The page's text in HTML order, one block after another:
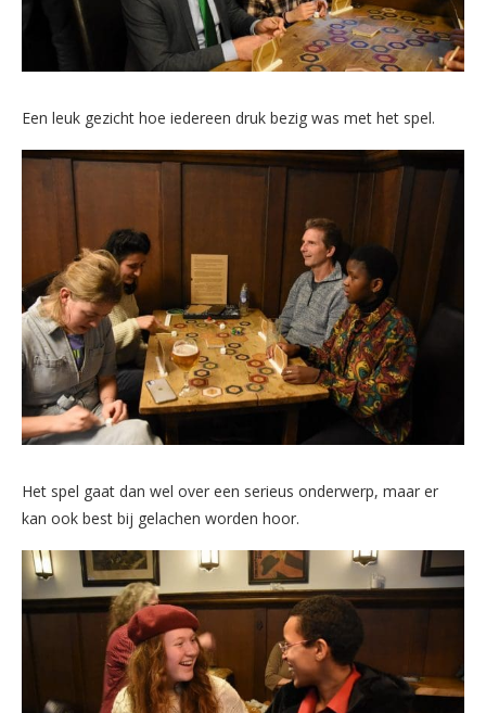
Een leuk gezicht hoe iedereen druk bezig was met het spel.
Het spel gaat dan wel over een serieus onderwerp, maar er
kan ook best bij gelachen worden hoor.